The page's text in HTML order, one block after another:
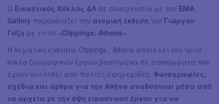
Ο Εικαστικός Κύκλος ΔΛ σε συνεργασία με την ENIA
Gallery παρουσιάζει την ατομική έκθεση του Γιώργου
Γύζη με τίτλο «Clippings: Athens».
Η θεματική ενότητα Clippings : Athens αποτελεί τον τρίτο
κύκλο ζωγραφικών έργων βασισμένα σε αποκόμματα που
έχουν αντληθεί από παλιές εφημερίδες. Φωτογραφίες,
σχέδια και άρθρα για την Αθήνα αναδύονται μέσα από
τα αρχεία με την όψη εικαστικού έργου για να